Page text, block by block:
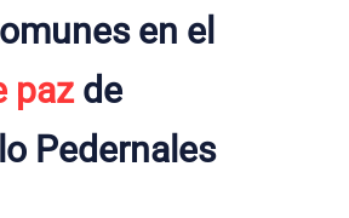
en el
pazde
Pedernales